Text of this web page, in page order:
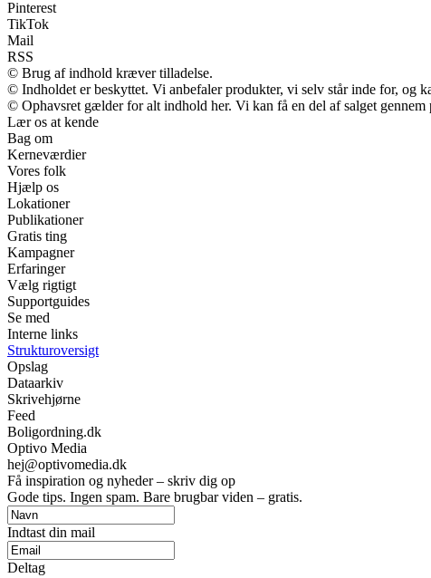
Pinterest
TikTok
Mail
RSS
© Brug af indhold kræver tilladelse.
© Indholdet er beskyttet. Vi anbefaler produkter, vi selv står inde for, og
© Ophavsret gælder for alt indhold her. Vi kan få en del af salget
Lær os at kende
Bag om
Kerneværdier
Vores folk
Hjælp os
Lokationer
Publikationer
Gratis ting
Kampagner
Erfaringer
Vælg rigtigt
Supportguides
Se med
Interne links
Strukturoversigt
Opslag
Dataarkiv
Skrivehjørne
Feed
Boligordning.dk
Optivo Media
hej@optivomedia.dk
Få inspiration og nyheder – skriv dig op
Gode tips. Ingen spam. Bare brugbar viden – gratis.
Indtast din mail
Deltag